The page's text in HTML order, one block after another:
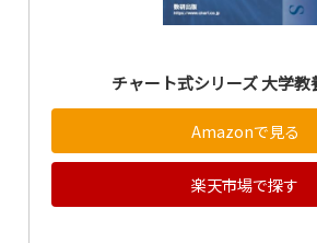
チャート式シリーズ 大学教
Amazonで見る
楽天市場で探す